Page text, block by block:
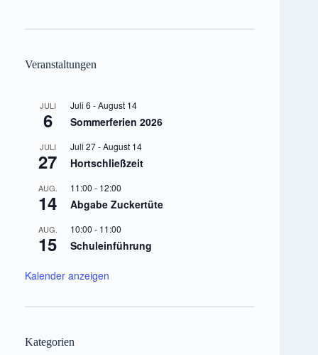
Veranstaltungen
JULI
6
Juli 6 -August 14
Sommerferien 2026
JULI
27
Juli 27-August 14
Hortschließzeit
AUG.
14
11:00 - 12:00
Abgabe Zuckertüte
AUG.
15
10:00 - 11:00
Schuleinführung
Kalender anzeigen
Kategorien